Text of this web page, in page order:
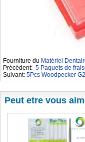
Fourniture du Matériel
Précédent: 5 Paquets de
Suivant: 5Pcs Woodpecker
Peut etre vous